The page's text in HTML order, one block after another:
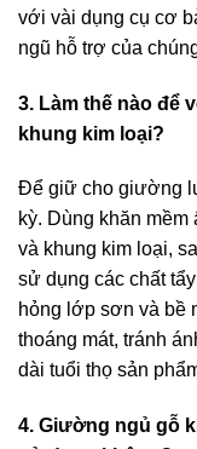
với vài dụng cụ cơ
ngũ hỗ trợ của
3. Làm thế nào để
khung kim loại?
Để giữ cho giường
kỳ. Dùng khăn mềm
và khung kim loại,
sử dụng các chất
hỏng lớp sơn và bề
thoáng mát, tránh
dài tuổi thọ sản
4. Giường ngủ gỗ